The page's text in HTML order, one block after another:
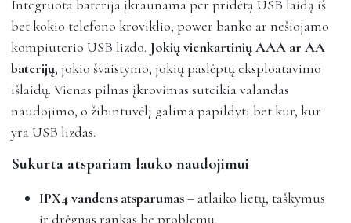
Integruota baterija įkraunama per pridėtą USB laidą iš
bet kokio telefono kroviklio, power banko ar nešiojamo
kompiuterio USB lizdo. Jokių vienkartinių AAA ar AA
baterijų, jokio švaistymo, jokių paslėptų eksploatavimo
išlaidų. Vienas pilnas įkrovimas suteikia valandas
naudojimo, o žibintuvėlį galima papildyti bet kur, kur
yra USB lizdas.
Sukurta atspariam lauko naudojimui
IPX4 vandens atsparumas– atlaiko lietų, taškymus
ir drėgnas rankas be problemų